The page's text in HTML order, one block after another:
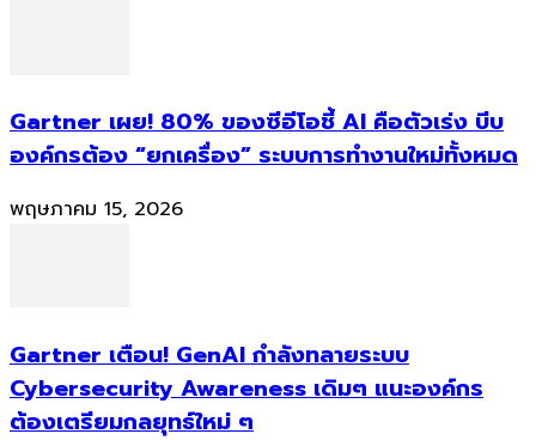
Gartner เผย! 80% ของซีอีโอชี้ AI คือตัวเร่ง บีบ
องค์กรต้อง “ยกเครื่อง” ระบบการทำงานใหม่ทั้งหมด
พฤษภาคม 15, 2026
Gartner เตือน! GenAI กำลังทลายระบบ
Cybersecurity Awareness เดิมๆ แนะองค์กร
ต้องเตรียมกลยุทธ์ใหม่ ๆ